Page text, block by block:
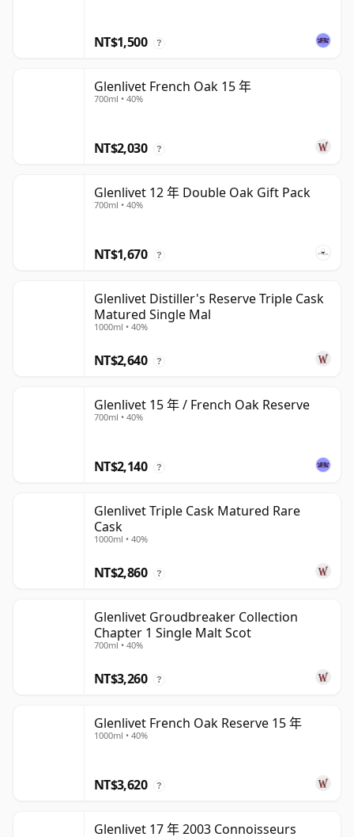
NT$1,500 ?
Glenlivet French Oak 15 年
700ml • 40%
NT$2,030 ?
Glenlivet 12 年 Double Oak Gift Pack
700ml • 40%
NT$1,670 ?
Glenlivet Distiller's Reserve Triple Cask
Matured Single Mal
1000ml • 40%
NT$2,640 ?
Glenlivet 15 年 / French Oak Reserve
700ml • 40%
NT$2,140 ?
Glenlivet Triple Cask Matured Rare
Cask
1000ml • 40%
NT$2,860 ?
Glenlivet Groudbreaker Collection
Chapter 1 Single Malt Scot
700ml • 40%
NT$3,260 ?
Glenlivet French Oak Reserve 15 年
1000ml • 40%
NT$3,620 ?
Glenlivet 17 年 2003 Connoisseurs